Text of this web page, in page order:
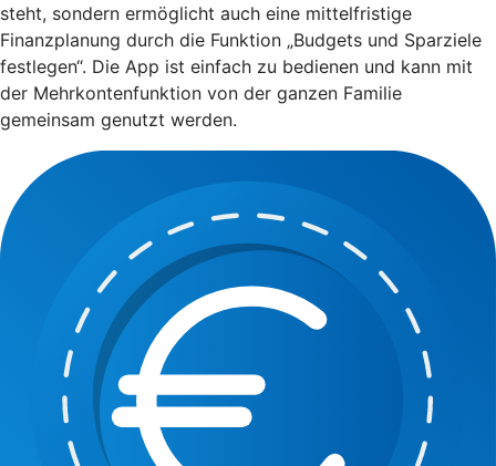
steht, sondern ermöglicht auch eine mittelfristige
Finanzplanung durch die Funktion „Budgets und Sparziele
festlegen“. Die App ist einfach zu bedienen und kann mit
der Mehrkontenfunktion von der ganzen Familie
gemeinsam genutzt werden.